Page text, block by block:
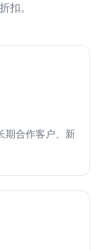
扣。
期合作客户、新